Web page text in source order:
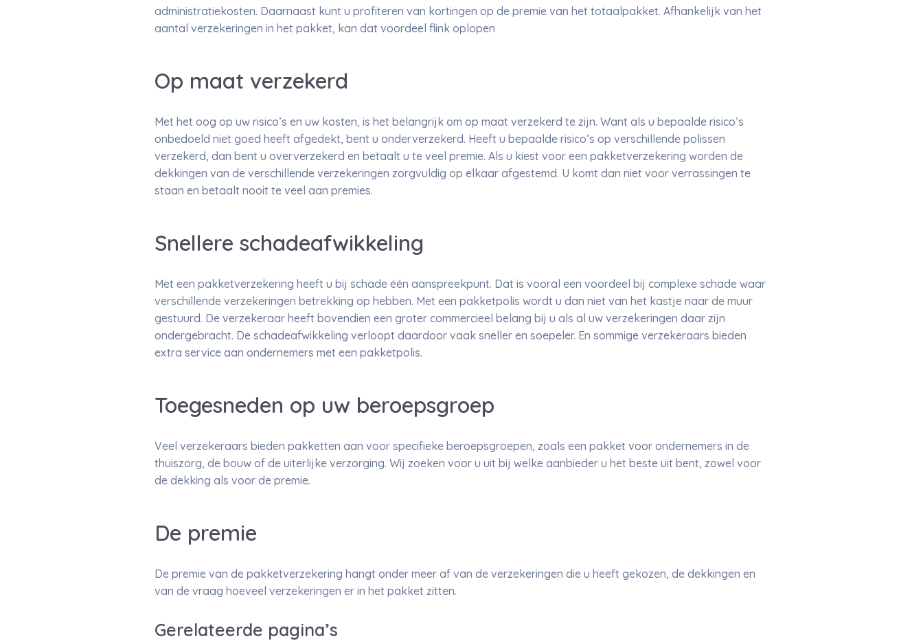
administratiekosten. Daarnaast kunt u profiteren van kortingen op de premie van het totaalpakket. Afhankelijk van het
aantal verzekeringen in het pakket, kan dat voordeel flink oplopen
Op maat verzekerd
Met het oog op uw risico’s en uw kosten, is het belangrijk om op maat verzekerd te zijn. Want als u bepaalde risico’s
onbedoeld niet goed heeft afgedekt, bent u onderverzekerd. Heeft u bepaalde risico’s op verschillende polissen
verzekerd, dan bent u oververzekerd en betaalt u te veel premie. Als u kiest voor een pakketverzekering worden de
dekkingen van de verschillende verzekeringen zorgvuldig op elkaar afgestemd. U komt dan niet voor verrassingen te
staan en betaalt nooit te veel aan premies.
Snellere schadeafwikkeling
Met een pakketverzekering heeft u bij schade één aanspreekpunt. Dat is vooral een voordeel bij complexe schade waar
verschillende verzekeringen betrekking op hebben. Met een pakketpolis wordt u dan niet van het kastje naar de muur
gestuurd. De verzekeraar heeft bovendien een groter commercieel belang bij u als al uw verzekeringen daar zijn
ondergebracht. De schadeafwikkeling verloopt daardoor vaak sneller en soepeler. En sommige verzekeraars bieden
extra service aan ondernemers met een pakketpolis.
Toegesneden op uw beroepsgroep
Veel verzekeraars bieden pakketten aan voor specifieke beroepsgroepen, zoals een pakket voor ondernemers in de
thuiszorg, de bouw of de uiterlijke verzorging. Wij zoeken voor u uit bij welke aanbieder u het beste uit bent, zowel voor
de dekking als voor de premie.
De premie
De premie van de pakketverzekering hangt onder meer af van de verzekeringen die u heeft gekozen, de dekkingen en
van de vraag hoeveel verzekeringen er in het pakket zitten.
Gerelateerde pagina’s